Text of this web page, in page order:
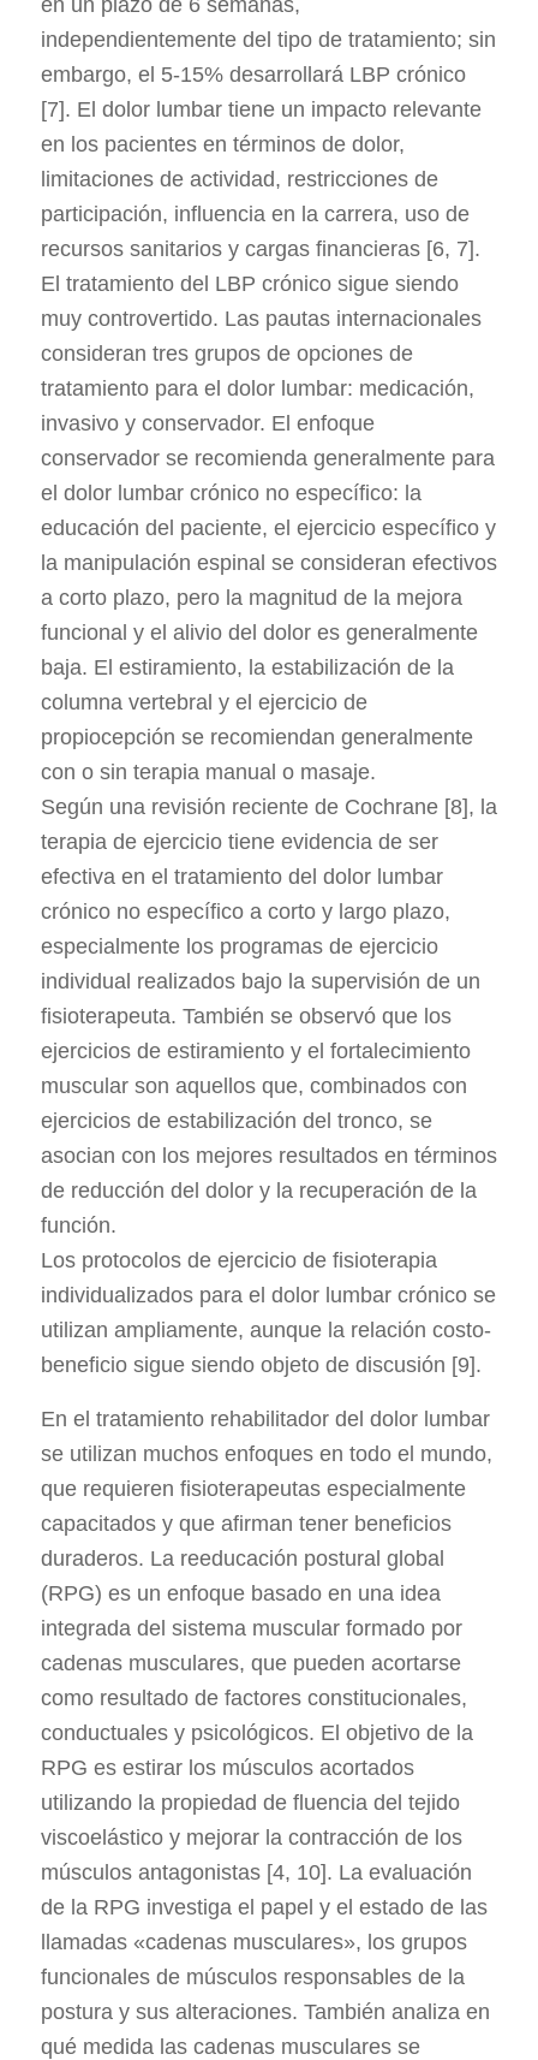
en un plazo de 6 semanas,
independientemente del tipo de tratamiento; sin
embargo, el 5-15% desarrollará LBP crónico
[7]. El dolor lumbar tiene un impacto relevante
en los pacientes en términos de dolor,
limitaciones de actividad, restricciones de
participación, influencia en la carrera, uso de
recursos sanitarios y cargas financieras [6, 7].
El tratamiento del LBP crónico sigue siendo
muy controvertido. Las pautas internacionales
consideran tres grupos de opciones de
tratamiento para el dolor lumbar: medicación,
invasivo y conservador. El enfoque
conservador se recomienda generalmente para
el dolor lumbar crónico no específico: la
educación del paciente, el ejercicio específico y
la manipulación espinal se consideran efectivos
a corto plazo, pero la magnitud de la mejora
funcional y el alivio del dolor es generalmente
baja. El estiramiento, la estabilización de la
columna vertebral y el ejercicio de
propiocepción se recomiendan generalmente
con o sin terapia manual o masaje.
Según una revisión reciente de Cochrane [8], la
terapia de ejercicio tiene evidencia de ser
efectiva en el tratamiento del dolor lumbar
crónico no específico a corto y largo plazo,
especialmente los programas de ejercicio
individual realizados bajo la supervisión de un
fisioterapeuta. También se observó que los
ejercicios de estiramiento y el fortalecimiento
muscular son aquellos que, combinados con
ejercicios de estabilización del tronco, se
asocian con los mejores resultados en términos
de reducción del dolor y la recuperación de la
función.
Los protocolos de ejercicio de fisioterapia
individualizados para el dolor lumbar crónico se
utilizan ampliamente, aunque la relación costo-
beneficio sigue siendo objeto de discusión [9].
En el tratamiento rehabilitador del dolor lumbar
se utilizan muchos enfoques en todo el mundo,
que requieren fisioterapeutas especialmente
capacitados y que afirman tener beneficios
duraderos. La reeducación postural global
(RPG) es un enfoque basado en una idea
integrada del sistema muscular formado por
cadenas musculares, que pueden acortarse
como resultado de factores constitucionales,
conductuales y psicológicos. El objetivo de la
RPG es estirar los músculos acortados
utilizando la propiedad de fluencia del tejido
viscoelástico y mejorar la contracción de los
músculos antagonistas [4, 10]. La evaluación
de la RPG investiga el papel y el estado de las
llamadas «cadenas musculares», los grupos
funcionales de músculos responsables de la
postura y sus alteraciones. También analiza en
qué medida las cadenas musculares se